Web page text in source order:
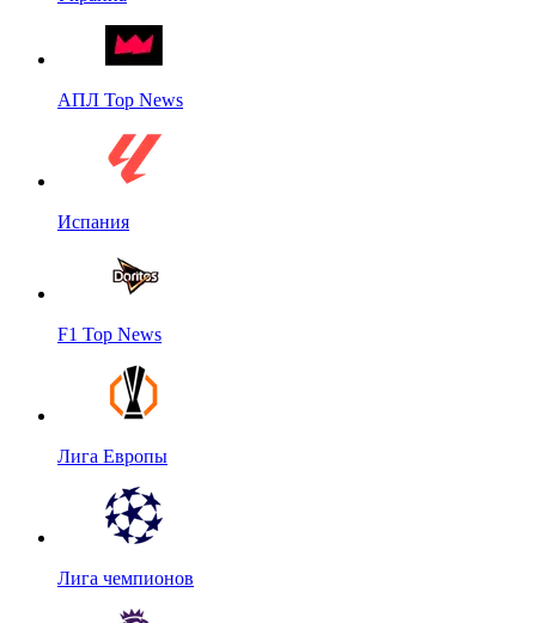
АПЛ Top News
Испания
F1 Top News
Лига Европы
Лига чемпионов